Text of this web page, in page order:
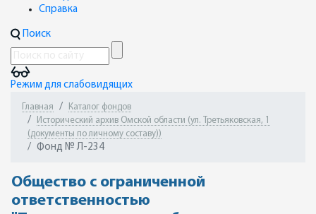
Справка
Поиск
Режим для слабовидящих
Главная
Каталог фондов
Исторический архив Омской области (ул. Третьяковская, 1
(документы по личному составу))
Фонд № Л-234
Общество с ограниченной
ответственностью